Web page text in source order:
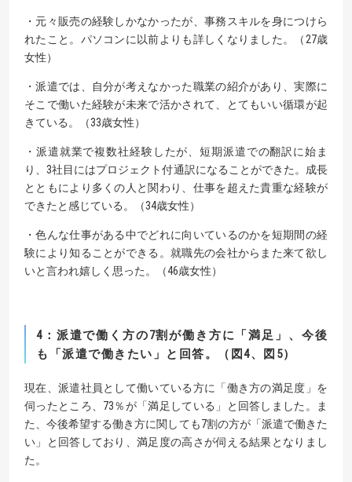
・元々販売の経験しかなかったが、事務スキルを身につけら
れたこと。パソコンに以前よりも詳しくなりました。（27歳
女性）
・派遣では、自分が考えなかった職業の紹介があり、実際に
そこで働いた経験が未来で活かされて、とてもいい循環が起
きている。（33歳女性）
・派遣就業で複数社経験したが、短期派遣での翻訳に始ま
り、3社目にはプロジェクト付通訳になることができた。成長
とともにより多くの人と関わり、仕事を超えた貴重な経験が
できたと感じている。（34歳女性）
・色んな仕事がある中でどれに向いているのかを短期間の経
験により知ることができる。就職先の会社からまた来て欲し
いと言われ嬉しく思った。（46歳女性）
4 ：派遣で働く方の7割が働き方に「満足」、今後
も「派遣で働きたい」と回答。（図4、図 5）
現在、派遣社員として働いている方に「働き方の満足度」を
伺ったところ、73％が「満足している」と回答しました。ま
た、今後希望する働き方に関しても7割の方が「派遣で働きた
い」と回答しており、満足度の高さが伺える結果となりまし
た。